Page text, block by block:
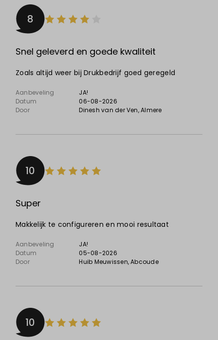
8
Snel geleverd en goede kwaliteit
Zoals altijd weer bij Drukbedrijf goed geregeld
Aanbeveling
JA!
Datum
06-08-2026
Door
Dinesh van der Ven, Almere
10
Super
Makkelijk te configureren en mooi resultaat
Aanbeveling
JA!
Datum
05-08-2026
Door
Huib Meuwissen, Abcoude
10